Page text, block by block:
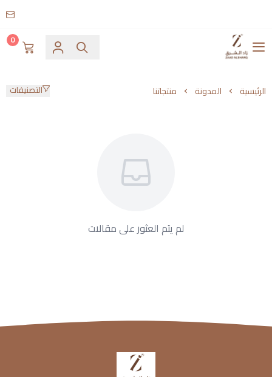
زاد الشرق
0
الرئيسية المدونة منتجاتنا التصنيفات
لم يتم العثور على مقالات